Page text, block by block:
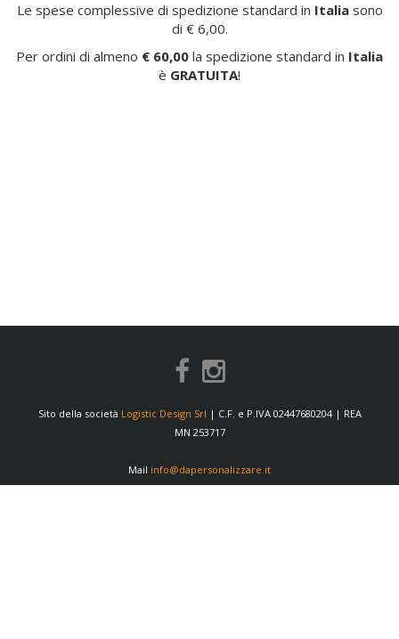
Le spese complessive di spedizione standard in Italiasono
di € 6,00.
Per ordini di almeno € 60,00 la spedizione standard in Italia
è GRATUITA!
Sito della società Logistic Design Srl | C.F. e P.IVA 02447680204 | REA
MN 253717
Mail info@dapersonalizzare.it